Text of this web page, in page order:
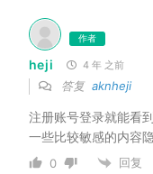
作者
heji 4 年 之前
答复 aknheji
注册账号登录就能看
一些比较敏感的内容
0 回复